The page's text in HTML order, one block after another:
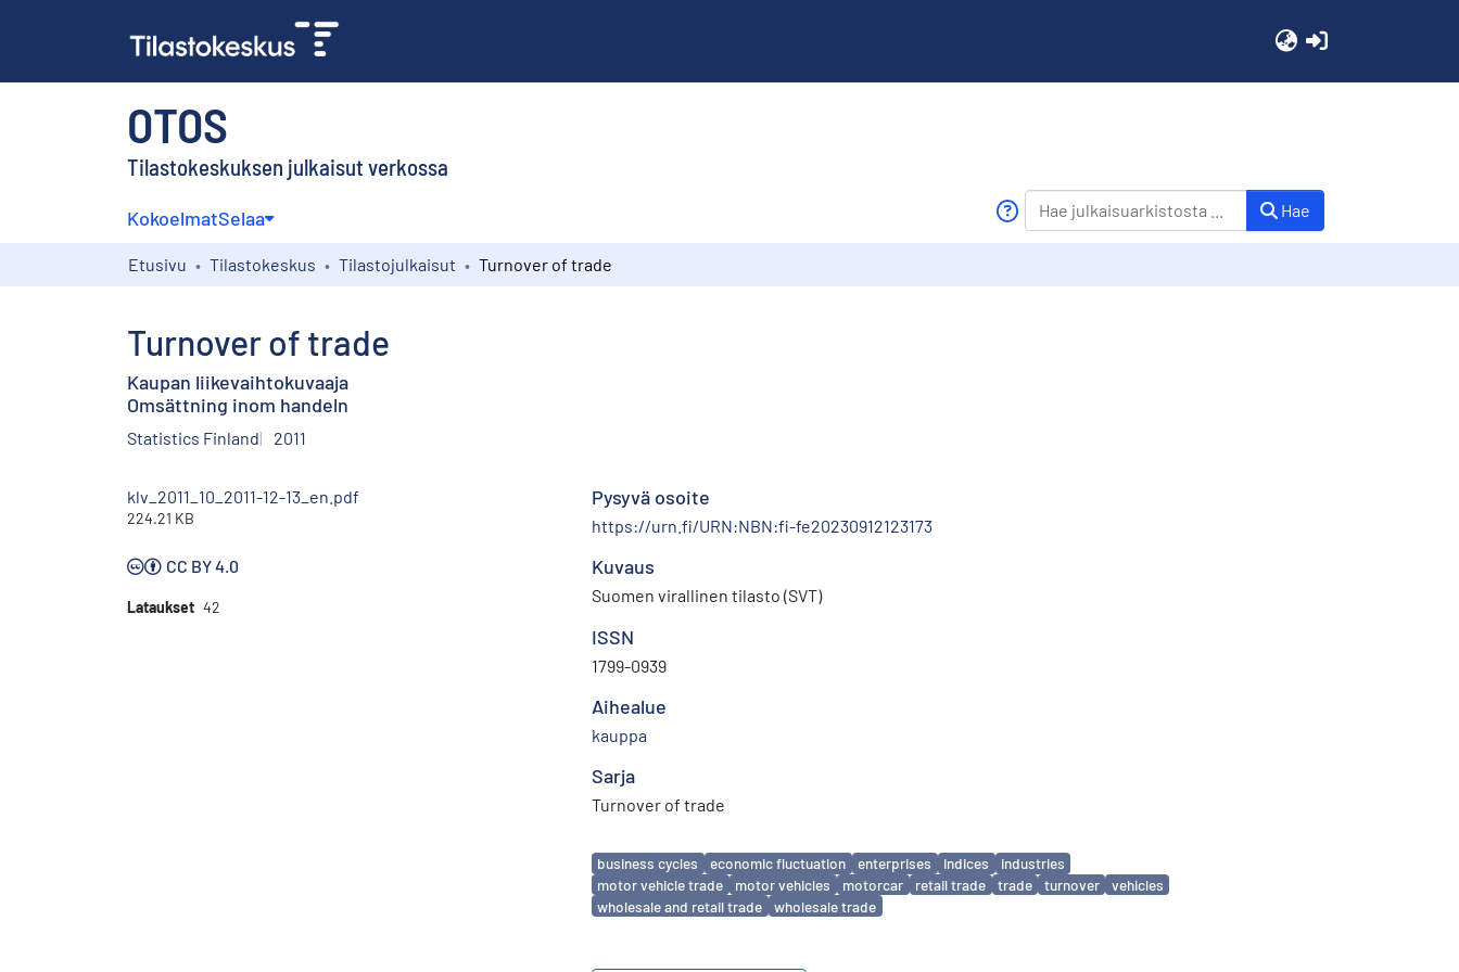
OTOS
Tilastokeskuksen julkaisut verkossa
KokoelmatSelaa Hae
Etusivu Tilastokeskus Tilastojulkaisut Turnover of trade
Turnover of trade
Kaupan liikevaihtokuvaaja
Omsättning inom handeln
Statistics Finland 2011
klv_2011_10_2011-12-13_en.pdf
224.21 KB
CC BY 4.0
Lataukset 42
Pysyvä osoite
https://urn.fi/URN:NBN:fi-fe20230912123173
Kuvaus
Suomen virallinen tilasto (SVT)
ISSN
1799-0939
Aihealue
kauppa
Sarja
Turnover of trade
Avainsanat
business cycles economic fluctuation enterprises indices
industries
motor vehicle trade
motor vehicles motorcar retail trade trade turnover
vehicles
wholesale and retail trade
wholesale trade